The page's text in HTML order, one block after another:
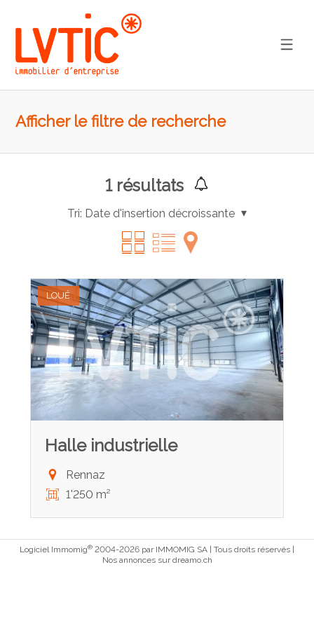
Afficher le filtre de recherche
1résultats
Tri: Date d'insertion décroissante
LOUÉ
Halle industrielle
Rennaz
1'250 m²
Logiciel Immomig® 2004-2026 par IMMOMIG SA | Tous droits réservés |
Nos annonces surdreamo.ch